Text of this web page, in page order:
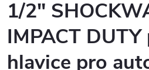
1/2"
IMPACT
hlavice pro